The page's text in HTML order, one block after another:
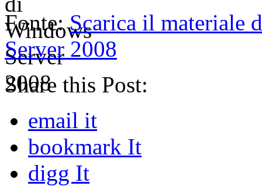
Fonte:Scarica il materiale
Server 2008
Share this Post:
email it
bookmark It
digg It